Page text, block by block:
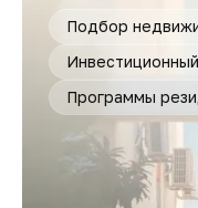
Подбор
Программы